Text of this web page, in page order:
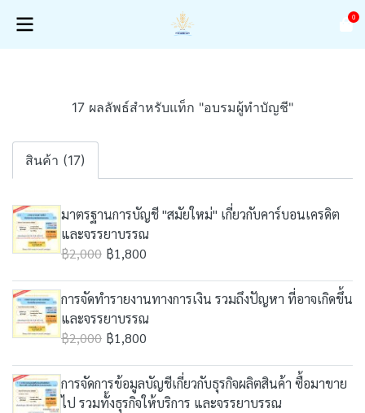
0
17 ผลลัพธ์สำหรับแท็ก "อบรมผู้ทำบัญชี"
สินค้า (17)
มาตรฐานการบัญชี "สมัยใหม่" เกี่ยวกับคาร์บอนเครดิต
และจรรยาบรรณ
฿2,000 ฿1,800
การจัดทำรายงานทางการเงิน รวมถึงปัญหา ที่อาจเกิดขึ้น
และจรรยาบรรณ
฿2,000 ฿1,800
การจัดการข้อมูลบัญชีเกี่ยวกับธุรกิจผลิตสินค้า ซื้อมาขาย
ไป รวมทั้งธุรกิจให้บริการ และจรรยาบรรณ